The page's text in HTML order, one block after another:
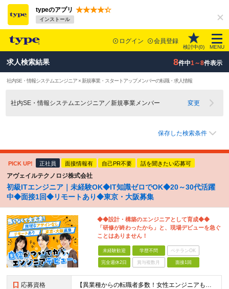
typeのアプリ
インストール
ログイン 会員登録
検討中(0) MENU
求人検索結果 8件中1～8件表示
社内SE・情報システムエンジニア × 新規事業・スタートアップメンバーの転職・求人情報
社内SE・情報システムエンジニア／新規事業メンバー 変更
保存した検索条件
PICK UP! 正社員 面接情報有 自己PR不要 話を聞きたい応募可
アヴェイルテクノロジ株式会社
初級ITエンジニア｜未経験OK◆IT知識ゼロでOK◆20～30代活躍
中◆面接1回◆リモートあり◆東京・大阪募集
◆◆設計・構築のエンジニアとして育成◆◆
「研修が終わったから」と、現場デビューを急ぐ
ことはありません！
未経験歓迎 学歴不問 ベテランOK
完全週休2日 賞与複数月 面接1回
応募資格 【異業種からの転職者多数！女性エンジニアも活躍中】 ◆学歴不問 ◆未経験OK ≪こんな方を歓迎しています≫ ◎未経験から成長できる環境で活躍したい方 ◎大学やスクールでIT系のスキルを学んだことのあ